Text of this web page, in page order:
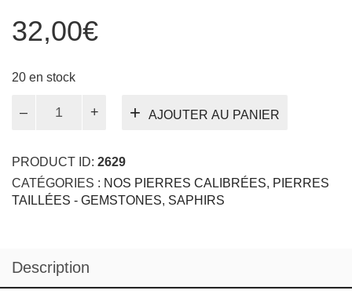
32,00€
20 en stock
bleu
2,50
mm
AJOUTER AU PANIER
PRODUCT ID: 2629
CATÉGORIES : NOS PIERRES CALIBRÉES, PIERRES
TAILLÉES - GEMSTONES, SAPHIRS
Description